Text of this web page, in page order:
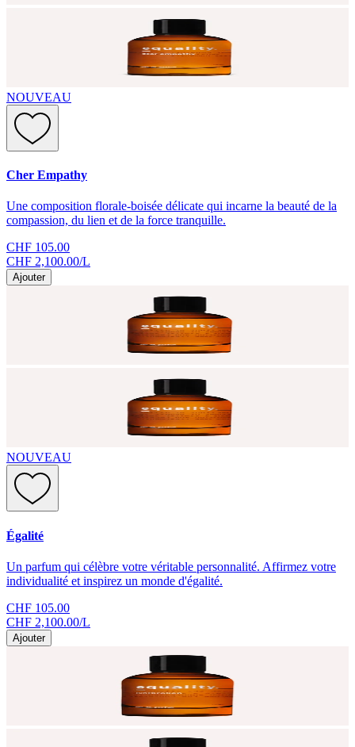
NOUVEAU
Cher Empathy
Une composition florale-boisée délicate qui incarne la beauté de la
compassion, du lien et de la force tranquille.
CHF 105.00
CHF 2,100.00/L
Ajouter
NOUVEAU
Égalité
Un parfum qui célèbre votre véritable personnalité. Affirmez votre
individualité et inspirez un monde d'égalité.
CHF 105.00
CHF 2,100.00/L
Ajouter